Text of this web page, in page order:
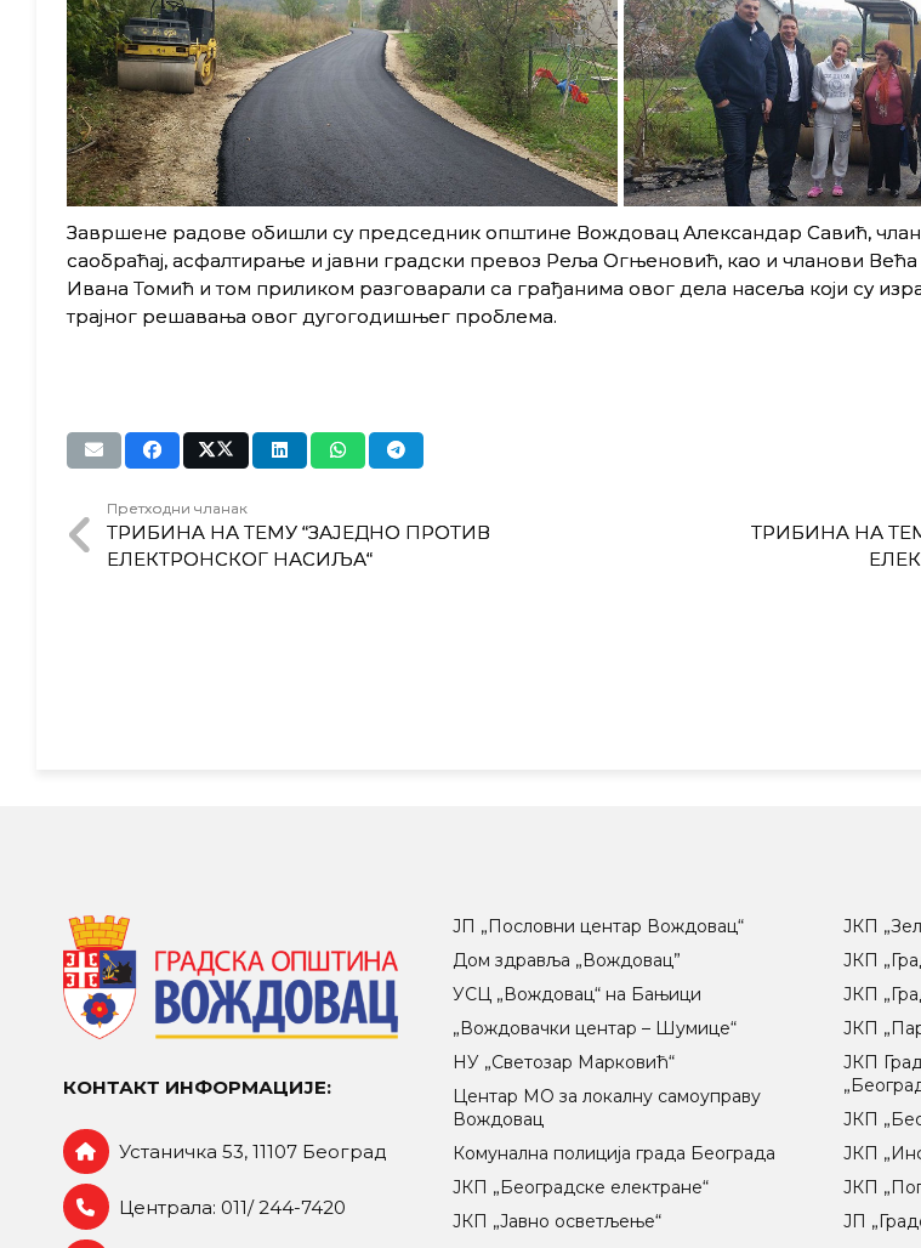
Завршене радове обишли су председник општине Вождовац Александар Савић,
саобраћај, асфалтирање и јавни градски превоз Реља Огњеновић, као и чланови
Ивана Томић и том приликом разговарали са грађанима овог дела насеља који су
трајног решавања овог дугогодишњег проблема.
Претходни чланак
ТРИБИНA НА ТЕМУ “ЗАЈЕДНО ПРОТИВ
ЕЛЕКТРОНСКОГ НАСИЉА“
ТРИБИНA НА
КОНТАКТ ИНФОРМАЦИЈЕ:
Устаничка 53, 11107 Београд
Централа: 011/ 244-7420
ЈП „Пословни центар Вождовац“
Дом здравља „Вождовац”
УСЦ „Вождовац“ на Бањици
„Вождовачки центар – Шумице“
НУ „Светозар Марковић“
Центар МO за локалну самоуправу
Вождовац
Комунална полиција града Београда
ЈКП „Београдске електране“
ЈКП „Јавно осветљење“
ЈКП
ЈКП
ЈКП
ЈКП
ЈКП
ЈКП
ЈКП
ЈКП
ЈП